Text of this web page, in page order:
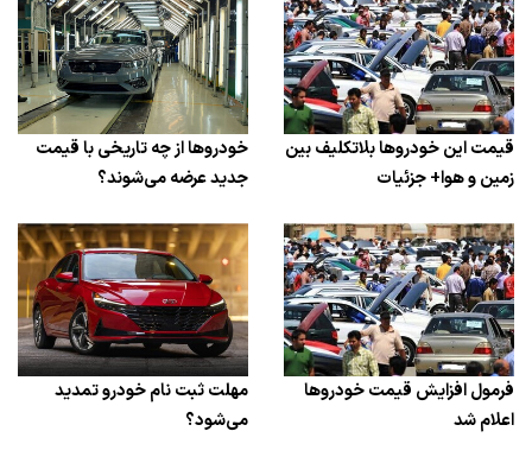
قیمت این خودروها بلاتکلیف بین
زمین و هوا+ جزئیات
خودروها از چه تاریخی با قیمت
جدید عرضه می‌شوند؟
فرمول افزایش قیمت خودروها
اعلام شد
مهلت ثبت نام خودرو تمدید
می‌شود؟